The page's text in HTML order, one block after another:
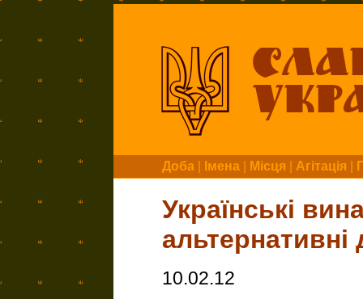
Доба Імена Місця Агітація
Українські
альтернативні
10.02.12